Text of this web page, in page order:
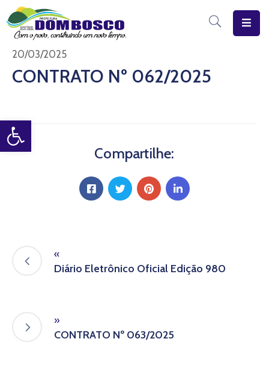
Open toolbar
Início
O
Estrutura
Diário
20/03/2025
CONTRATO Nº 062/2025
Compartilhe:
«
Diário Eletrônico Oficial Edição 980
»
CONTRATO Nº 063/2025